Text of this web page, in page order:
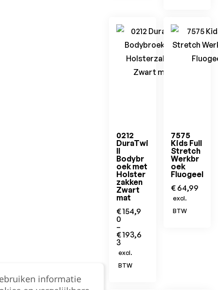
0212
DuraTwi
ll
Bodybr
oek met
Holster
zakken
Zwart
mat
€154,9
0
–
€193,6
3
excl.
BTW
7575
Kids Full
Stretch
Werkbr
oek
Fluogeel
€ 64,99
excl.
BTW
informatie